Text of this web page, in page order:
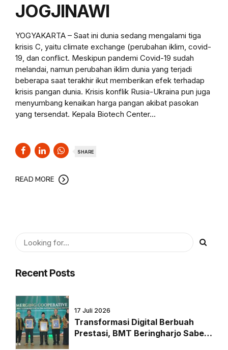
JOGJINAWI
YOGYAKARTA – Saat ini dunia sedang mengalami tiga
krisis C, yaitu climate exchange (perubahan iklim, covid-
19, dan conflict. Meskipun pandemi Covid-19 sudah
melandai, namun perubahan iklim dunia yang terjadi
beberapa saat terakhir ikut memberikan efek terhadap
krisis pangan dunia. Krisis konflik Rusia-Ukraina pun juga
menyumbang kenaikan harga pangan akibat pasokan
yang tersendat. Kepala Biotech Center...
SHARE
READ MORE
Recent Posts
17 Juli 2026
Transformasi Digital Berbuah
Prestasi, BMT Beringharjo Sabet